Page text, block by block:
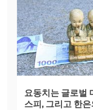
요동치는 글로벌
스피, 그리고 한은